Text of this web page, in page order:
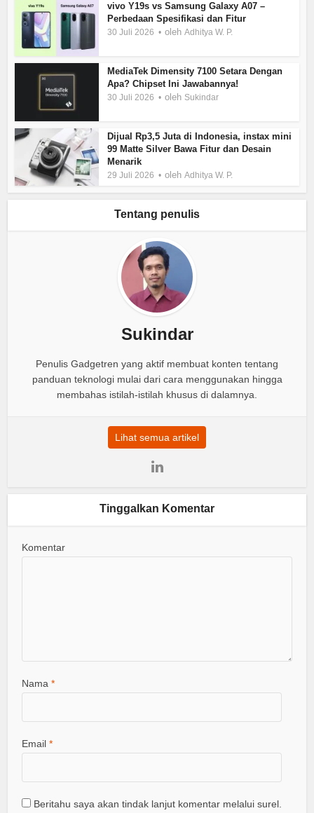
vivo Y19s vs Samsung Galaxy A07 –
Perbedaan Spesifikasi dan Fitur
30 Juli 2026 olehAdhitya W. P.
MediaTek Dimensity 7100 Setara Dengan
Apa? Chipset Ini Jawabannya!
30 Juli 2026 oleh Sukindar
Dijual Rp3,5 Juta di Indonesia, instax mini
99 Matte Silver Bawa Fitur dan Desain
Menarik
29 Juli 2026 olehAdhitya W. P.
Tentang penulis
Sukindar
Penulis Gadgetren yang aktif membuat konten tentang
panduan teknologi mulai dari cara menggunakan hingga
membahas istilah-istilah khusus di dalamnya.
Lihat semua artikel
Tinggalkan Komentar
Komentar
Nama*
Email*
Beritahu saya akan tindak lanjut komentar melalui surel.